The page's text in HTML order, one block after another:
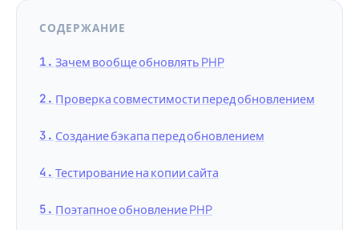
СОДЕРЖАНИЕ
Зачем вообще обновлять PHP
Проверка совместимости перед обновлением
Создание бэкапа перед обновлением
Тестирование на копии сайта
Поэтапное обновление PHP